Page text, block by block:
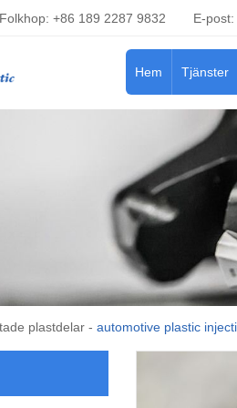
Folkhop: +86 189 2287 9832 E-post:
Hem Tjänster
plastdelar - automotive plastic